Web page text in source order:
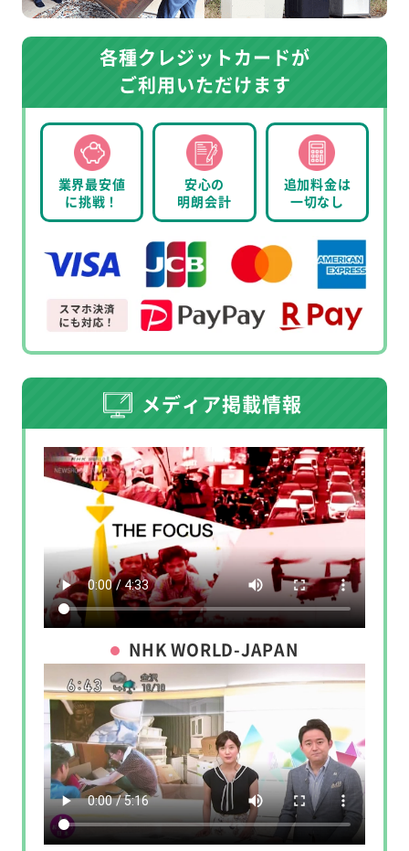
各種クレジットカードが
ご利用いただけます
業界最安値
に挑戦！
安心の
明朗会計
追加料金は
一切なし
メディア掲載情報
NHK WORLD-JAPAN